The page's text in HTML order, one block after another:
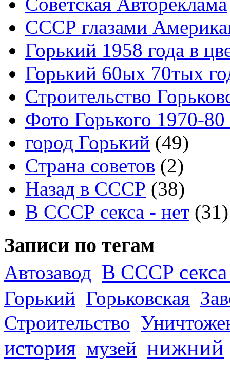
СССР глазами
Горький 1958 года в
Горький 60ых 70тых
Строительство
Фото Горького 1970-80
город Горький (49)
Страна советов (2)
Назад в СССР (38)
В СССР секса - нет (31)
Записи по тегам
Автозавод В СССР секса
Горький Горьковская
Строительство
история музей нижний